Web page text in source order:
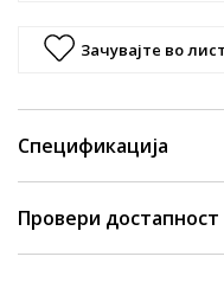
Зачувајте во
Спецификација
Провери